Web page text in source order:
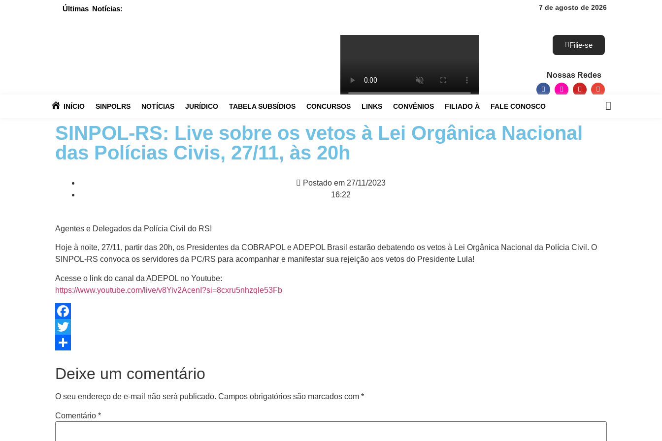
Últimas Notícias: 7 de agosto de 2026
Filie-se
Nossas Redes
INÍCIO SINPOLRS NOTÍCIAS JURÍDICO TABELA SUBSÍDIOS CONCURSOS LINKS CONVÊNIOS FILIADO À FALE CONOSCO
SINPOL-RS: Live sobre os vetos à Lei Orgânica Nacional
das Polícias Civis, 27/11, às 20h
Postado em 27/11/2023
16:22
Agentes e Delegados da Polícia Civil do RS!
Hoje à noite, 27/11, partir das 20h, os Presidentes da COBRAPOL e ADEPOL Brasil estarão debatendo os vetos à Lei Orgânica Nacional da Polícia Civil. O
SINPOL-RS convoca os servidores da PC/RS para acompanhar e manifestar sua rejeição aos vetos do Presidente Lula!
Acesse o link do canal da ADEPOL no Youtube:
https://www.youtube.com/live/v8Yiv2AcenI?si=8cxru5nhzqle53Fb
Facebook
Twitter
Deixe um comentário
O seu endereço de e-mail não será publicado. Campos obrigatórios são marcados com *
Comentário *